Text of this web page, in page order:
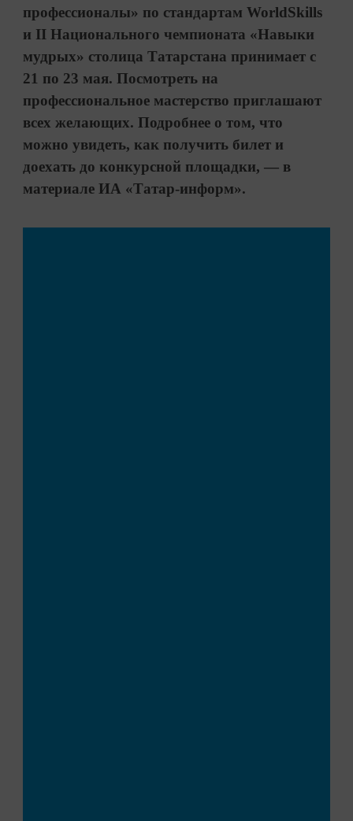
профессионалы» по стандартам WorldSkills
и II Национального чемпионата «Навыки
мудрых» столица Татарстана принимает с
21 по 23 мая. Посмотреть на
профессиональное мастерство приглашают
всех желающих. Подробнее о том, что
можно увидеть, как получить билет и
доехать до конкурсной площадки, — в
материале ИА «Татар-информ».